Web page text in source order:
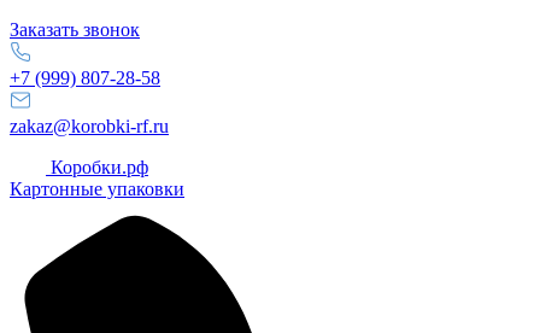
Заказать звонок
+7 (999) 807-28-58
zakaz@korobki-rf.ru
Коробки.рф
Картонные упаковки